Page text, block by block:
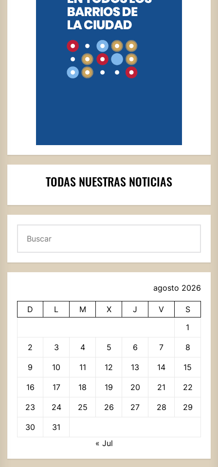
TODAS NUESTRAS NOTICIAS
agosto 2026
D L M X J V
S
1
2 3 4 5 6 7 8
9 10 11 12 13 14 15
16 17 18 19 20 21 22
23 24 25 26 27 28 29
30
31
« Jul